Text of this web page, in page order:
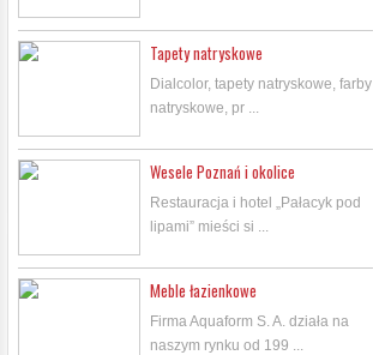
Tapety natryskowe
Dialcolor, tapety natryskowe, farby
natryskowe, pr ...
Wesele Poznań i okolice
Restauracja i hotel „Pałacyk pod
lipami” mieści si ...
Meble łazienkowe
Firma Aquaform S. A. działa na
naszym rynku od 199 ...